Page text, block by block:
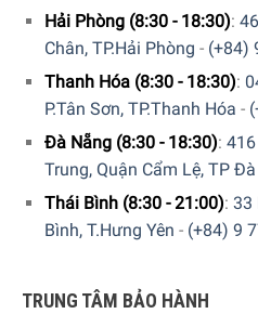
Hải Phòng (8:30 - 18:30):
Chân, TP.Hải Phòng - (+84)
Thanh Hóa (8:30 - 18:30):
P.Tân Sơn, TP.Thanh Hóa -
Đà Nẵng (8:30 - 18:30): 416
Trung, Quận Cẩm Lệ, TP
Thái Bình (8:30 - 21:00): 33
Bình, T.Hưng Yên - (+84) 9
TRUNG TÂM BẢO HÀNH